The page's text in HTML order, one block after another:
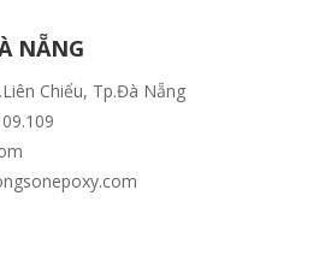
NẴNG
Chiểu, Tp.Đà Nẵng